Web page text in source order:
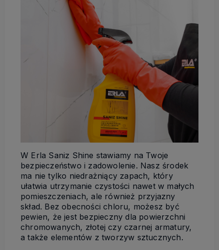
W Erla Saniz Shine stawiamy na Twoje
bezpieczeństwo i zadowolenie. Nasz środek
ma nie tylko niedrażniący zapach, który
ułatwia utrzymanie czystości nawet w małych
pomieszczeniach, ale również przyjazny
skład. Bez obecności chloru, możesz być
pewien, że jest bezpieczny dla powierzchni
chromowanych, złotej czy czarnej armatury,
a także elementów z tworzyw sztucznych.